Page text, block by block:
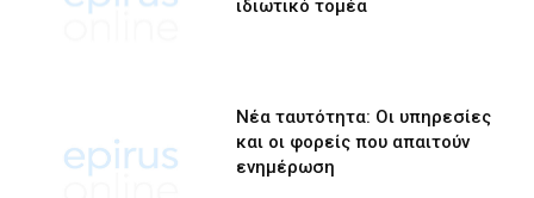
ιδιωτικό τομέα
Νέα ταυτότητα: Οι υπηρεσίες
και οι φορείς που απαιτούν
ενημέρωση